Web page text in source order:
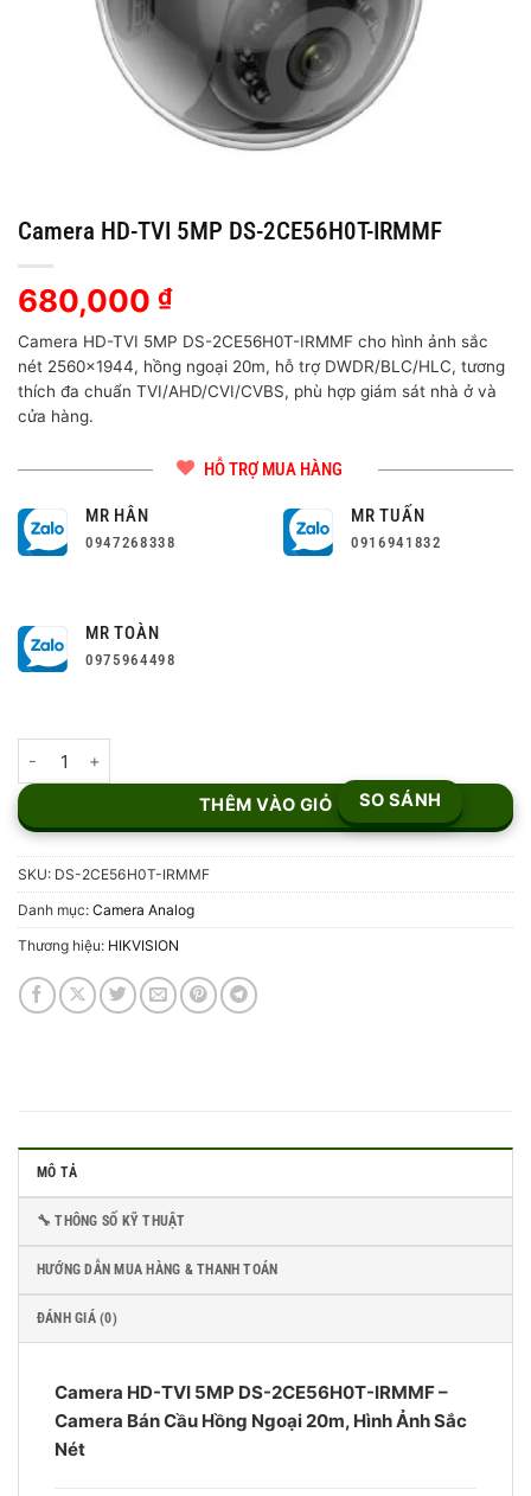
Camera HD-TVI 5MP DS-2CE56H0T-IRMMF
680,000 ₫
Camera HD-TVI 5MP DS-2CE56H0T-IRMMF cho hình ảnh sắc
nét 2560×1944, hồng ngoại 20m, hỗ trợ DWDR/BLC/HLC, tương
thích đa chuẩn TVI/AHD/CVI/CVBS, phù hợp giám sát nhà ở và
cửa hàng.
HỖ TRỢ MUA HÀNG
MR HÂN
0947268338
MR TUẤN
0916941832
MR TOÀN
0975964498
THÊM VÀO GIỎ SO SÁNH
SKU: DS-2CE56H0T-IRMMF
Danh mục: Camera Analog
Thương hiệu: HIKVISION
MÔ TẢ
🔧 THÔNG SỐ KỸ THUẬT
HƯỚNG DẪN MUA HÀNG & THANH TOÁN
ĐÁNH GIÁ (0)
Camera HD-TVI 5MP DS-2CE56H0T-IRMMF –
Camera Bán Cầu Hồng Ngoại 20m, Hình Ảnh Sắc
Nét